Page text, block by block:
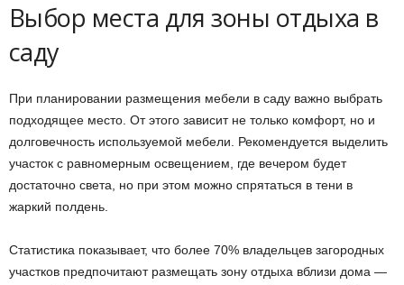
Выбор места для зоны отдыха в
саду
При планировании размещения мебели в саду важно выбрать
подходящее место. От этого зависит не только комфорт, но и
долговечность используемой мебели. Рекомендуется выделить
участок с равномерным освещением, где вечером будет
достаточно света, но при этом можно спрятаться в тени в
жаркий полдень.
Статистика показывает, что более 70% владельцев загородных
участков предпочитают размещать зону отдыха вблизи дома —